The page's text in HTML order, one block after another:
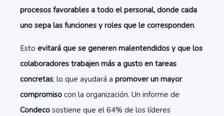
procesos favorables a todo el personal, donde cada
uno sepa las funciones y roles que le corresponden.
Esto evitará que se generen malentendidos y que los
colaboradores trabajen más a gusto en tareas
concretas, lo que ayudará a promover un mayor
compromiso con la organización. Un informe de
Condeco sostiene que el 64% de los líderes